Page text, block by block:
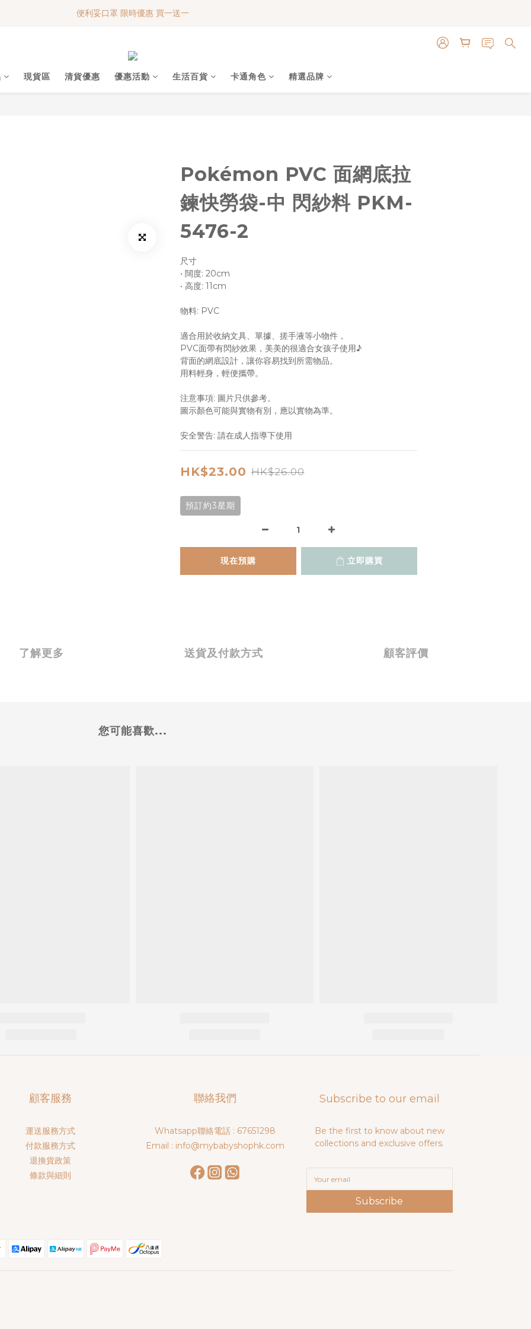
便利妥口罩 限時優惠 買一送一
便利妥口罩 限時優惠 買一送一
現貨區 清貨優惠 優惠活動 生活百貨 卡通角色 精選品牌
Pokémon PVC 面網底拉
鍊快勞袋-中 閃紗料 PKM-
5476-2
尺寸
• 闊度: 20cm
• 高度: 11cm
物料: PVC
適合用於收納文具、單據、搓手液等小物件，
PVC面帶有閃紗效果，美美的很適合女孩子使用♪
背面的網底設計，讓你容易找到所需物品。
用料輕身，輕便攜帶。
注意事項: 圖片只供參考。
圖示顏色可能與實物有別，應以實物為準。
安全警告: 請在成人指導下使用
HK$23.00 HK$26.00
預訂約3星期
現在預購 立即購買
了解更多 送貨及付款方式 顧客評價
您可能喜歡...
顧客服務
運送服務方式
付款服務方式
退換貨政策
條款與細則
聯絡我們
Whatsapp聯絡電話 : 67651298
Email : info@mybabyshophk.com
Subscribe to our email
Be the first to know about new
collections and exclusive offers.
Subscribe